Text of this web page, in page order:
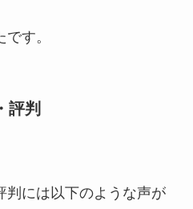
す。
評判
判には以下のような声が